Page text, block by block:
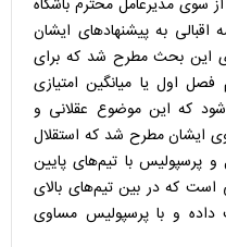
سوی مدیرعامل محترم باشگاه
به پیشنهادهای ایشان
این بحث مطرح شد که برای
اول یا میانگین امتیازی
که این موضوع عقلانی و
ایشان مطرح شد که استقلال
پرسپولیس با تیم‌های پایین
که در بین تیم‌های بالای
و با پرسپولیس مساوی